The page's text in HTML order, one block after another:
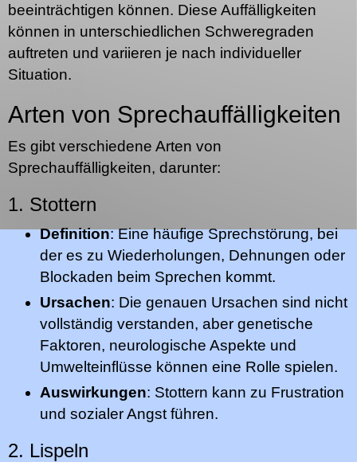
beeinträchtigen können. Diese Auffälligkeiten
können in unterschiedlichen Schweregraden
auftreten und variieren je nach individueller
Situation.
Arten von Sprechauffälligkeiten
Es gibt verschiedene Arten von
Sprechauffälligkeiten, darunter:
1. Stottern
Definition: Eine häufige Sprechstörung, bei
der es zu Wiederholungen, Dehnungen oder
Blockaden beim Sprechen kommt.
Ursachen: Die genauen Ursachen sind nicht
vollständig verstanden, aber genetische
Faktoren, neurologische Aspekte und
Umwelteinflüsse können eine Rolle spielen.
Auswirkungen: Stottern kann zu Frustration
und sozialer Angst führen.
2. Lispeln